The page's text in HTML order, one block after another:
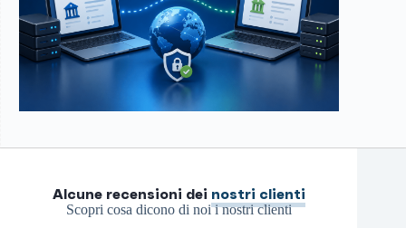
Alcune recensioni dei nostri clienti
Scopri cosa dicono di noi i nostri clienti